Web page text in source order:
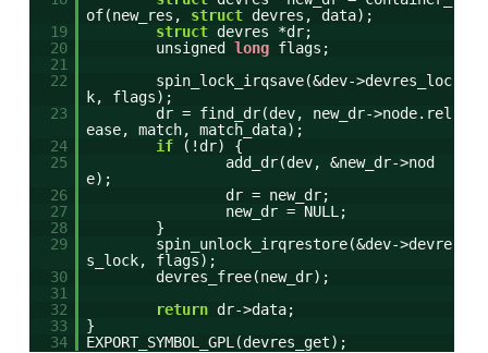
of(new_res, struct devres, data);
19
struct devres *dr;
20
unsigned long flags;
21
22
spin_lock_irqsave(&dev->devres_loc
k, flags);
23
dr = find_dr(dev, new_dr->node.rel
ease, match, match_data);
24
if
(!dr) {
25
add_dr(dev, &new_dr->nod
e);
26
dr = new_dr;
27
new_dr = NULL;
28
}
29
spin_unlock_irqrestore(&dev->devre
s_lock, flags);
30
devres_free(new_dr);
31
32
return dr->data;
33
}
34
EXPORT_SYMBOL_GPL(devres_get);